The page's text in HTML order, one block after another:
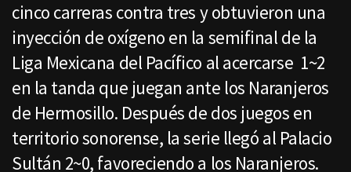
cinco carreras contra tres y obtuvieron una
inyección de oxígeno en la semifinal de la
Liga Mexicana del Pacífico al acercarse 1~2
en la tanda que juegan ante los Naranjeros
de Hermosillo. Después de dos juegos en
territorio sonorense, la serie llegó al Palacio
Sultán 2~0, favoreciendo a los Naranjeros.